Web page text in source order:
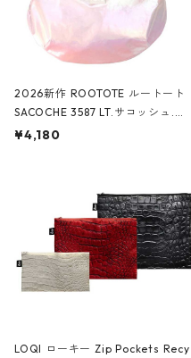
2026新作 ROOTOTE ルートート
SACOCHE 3587 LT.サコッシュ.ル
ミエ-B ショルダーバッグ グロスピ
¥4,180
LOQI ローキー Zip Pockets Recy